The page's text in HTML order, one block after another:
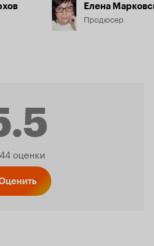
Елена
Продюсер
оценки